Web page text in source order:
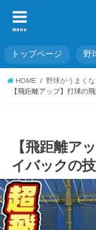
menu
トップページ 野
HOME 野球がうまく
【飛距離アップ】打球の
【飛距離ア
イバックの